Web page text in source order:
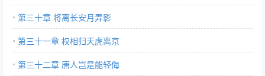
第三十章 将离长安月弄影
第三十一章 权相归天虎离京
第三十二章 唐人岂是能轻侮